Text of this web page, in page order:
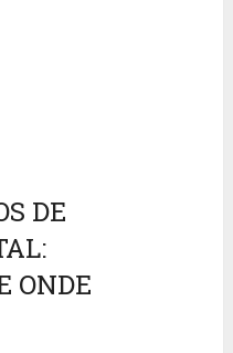
DE
ONDE